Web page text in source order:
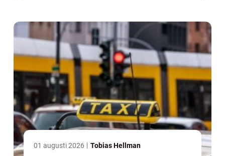
01 augusti 2026 Tobias Hellman